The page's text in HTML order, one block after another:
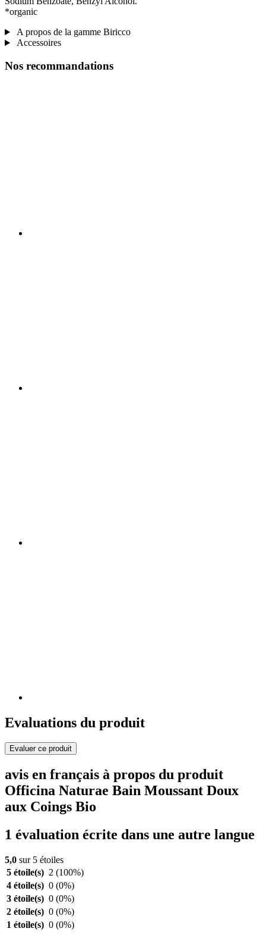
*organic
A propos de la gamme Biricco
Accessoires
Nos recommandations
Evaluations du produit
Evaluer ce produit
avis en français à propos du produit
Officina Naturae Bain Moussant Doux
aux Coings Bio
1 évaluation écrite dans une autre langue
5,0 sur 5 étoiles
5 étoile(s) 2 (100%)
4 étoile(s) 0 (0%)
3 étoile(s) 0 (0%)
2 étoile(s) 0 (0%)
1 étoile(s) 0 (0%)